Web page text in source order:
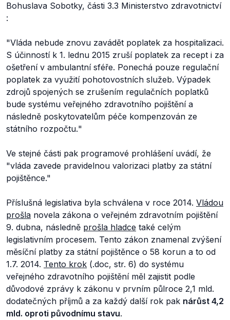
Bohuslava Sobotky, části 3.3 Ministerstvo zdravotnictví
:
"Vláda nebude znovu zavádět poplatek za hospitalizaci.
S účinností k 1. lednu 2015 zruší poplatek za recept i za
ošetření v ambulantní sféře. Ponechá pouze regulační
poplatek za využití pohotovostních služeb. Výpadek
zdrojů spojených se zrušením regulačních poplatků
bude systému veřejného zdravotního pojištění a
následně poskytovatelům péče kompenzován ze
státního rozpočtu."
Ve stejné části pak programové prohlášení uvádí, že
"vláda zavede pravidelnou valorizaci platby za státní
pojištěnce."
Příslušná legislativa byla schválena v roce 2014. Vládou
prošla novela zákona o veřejném zdravotním pojištění
9. dubna, následně prošla hladce také celým
legislativním procesem. Tento zákon znamenal zvýšení
měsíční platby za státní pojištěnce o 58 korun a to od
1.7. 2014. Tento krok (.doc, str. 6) do systému
veřejného zdravotního pojištění měl zajistit podle
důvodové zprávy k zákonu v prvním půlroce 2,1 mld.
dodatečných příjmů a za každý další rok pak nárůst 4,2
mld. oproti původnímu stavu.